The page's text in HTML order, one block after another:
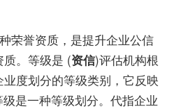
荣誉资质，是提升企业公信
。等级是 (资信)评估机构根
度划分的等级类别，它反映
是一种等级划分。代指企业